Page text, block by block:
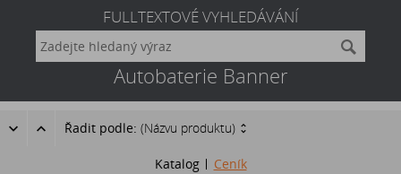
FULLTEXTOVÉ VYHLEDÁVÁNÍ
Autobaterie Banner
Řadit podle: (Názvu produktu)
Katalog Ceník